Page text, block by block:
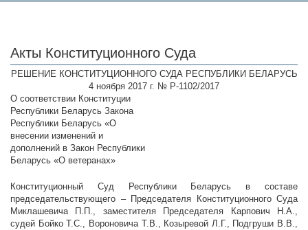
Акты Конституционного Суда
РЕШЕНИЕ КОНСТИТУЦИОННОГО СУДА РЕСПУБЛИКИ БЕЛАРУСЬ
4 ноября 2017 г. № Р-1102/2017
О соответствии Конституции
Республики Беларусь Закона
Республики Беларусь «О
внесении изменений и
дополнений в Закон Республики
Беларусь «О ветеранах»
Конституционный Суд Республики Беларусь в составе
председательствующего – Председателя Конституционного Суда
Миклашевича П.П., заместителя Председателя Карпович Н.А.,
судей Бойко Т.С., Вороновича Т.В., Козыревой Л.Г., Подгруши В.В.,